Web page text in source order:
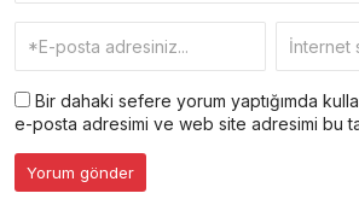
Bir dahaki sefere yorum yaptığımda
e-posta adresimi ve web site adresimi bu